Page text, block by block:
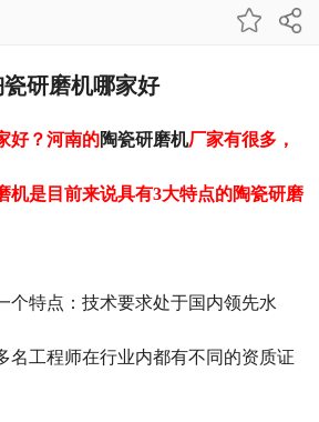
研磨机哪家好
好？河南的陶瓷研磨机厂家有很多，
机是目前来说具有3大特点的陶瓷研磨
个特点：技术要求处于国内领先水
名工程师在行业内都有不同的资质证